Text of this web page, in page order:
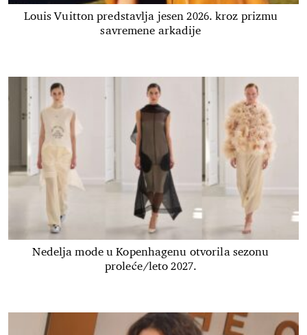
Louis Vuitton predstavlja jesen 2026. kroz prizmu
savremene arkadije
Nedelja mode u Kopenhagenu otvorila sezonu
proleće/leto 2027.